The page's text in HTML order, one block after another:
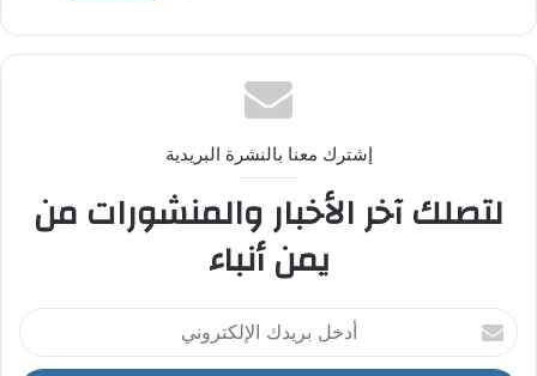
إشترك معنا بالنشرة البريدية
لتصلك آخر الأخبار والمنشورات من
يمن أنباء
أ
د
خ